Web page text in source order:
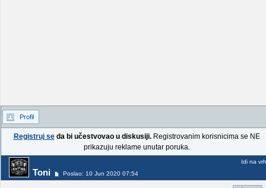
Profil
Registruj seda bi učestvovao u diskusiji.Registrovanim korisnicima se NE
prikazuju reklame unutar poruka.
Toni Poslao: 10 Jun 2020 07:54
Idi na vrh